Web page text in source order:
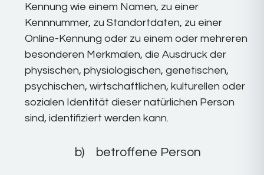
Kennung wie einem Namen, zu einer
Kennnummer, zu Standortdaten, zu einer
Online-Kennung oder zu einem oder mehreren
besonderen Merkmalen, die Ausdruck der
physischen, physiologischen, genetischen,
psychischen, wirtschaftlichen, kulturellen oder
sozialen Identität dieser natürlichen Person
sind, identifiziert werden kann.
b) betroffene Person